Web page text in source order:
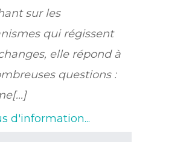
sur les
qui régissent
elle répond à
questions :
d'information...